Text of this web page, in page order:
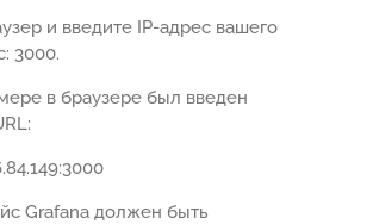
и введите IP-адрес вашего
3000.
в браузере был введен
Grafana должен быть